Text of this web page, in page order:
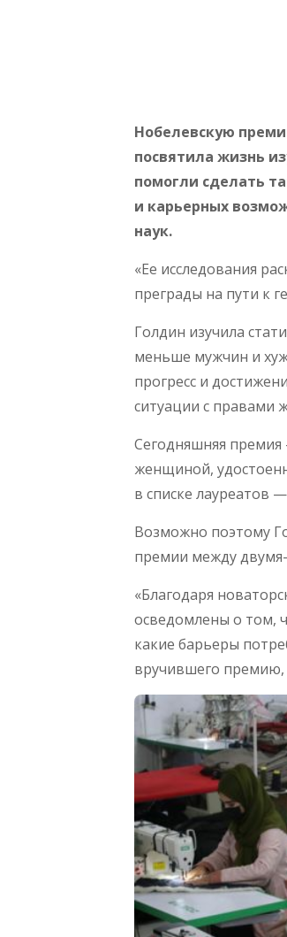
Нобелевскую
посвятила жизнь
помогли сделать
и карьерных
наук.
«Ее исследования
преграды на пути к
Голдин изучила
меньше мужчин и
прогресс и
ситуации с правами
Сегодняшняя премия
женщиной,
в списке лауреатов
Возможно поэтому
премии между
«Благодаря
осведомлены о том,
какие барьеры
вручившего премию,